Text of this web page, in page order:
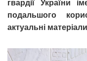
гвардії України
подальшого
актуальні